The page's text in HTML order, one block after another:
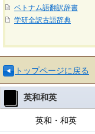
ベトナム語翻訳辞書
学研全訳古語辞典
トップページに戻る
英和和英
英和・和英